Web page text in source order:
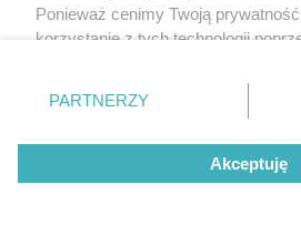
Ponieważ cenimy Twoją
korzystanie z tych technologii
zmienić/wycofać klikając przycisk
znajdujący się w lewym dolnym
rodzaje przetwarzania danych nie
użytkownika, ale masz prawo
przetwarzaniu. Preferencje będą
PARTNERZY
Akceptuję